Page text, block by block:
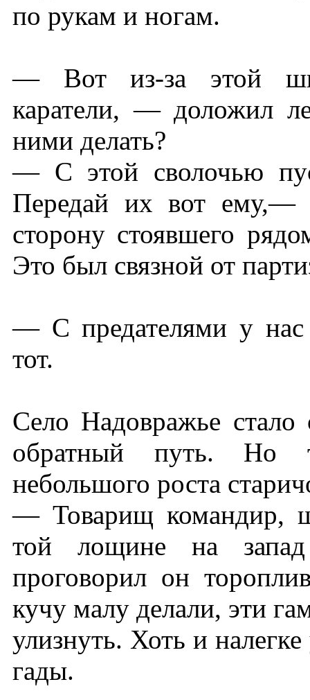
по рукам и ногам.
— Вот из-за этой
каратели, — доложил
ними делать?
— С этой сволочью
Передай их вот ему,—
сторону стоявшего
Это был связной от
— С предателями у нас
тот.
Село Надовражье
обратный путь. Но
небольшого роста
— Товарищ командир,
той лощине на
проговорил он
кучу малу делали, эти
улизнуть. Хоть и
гады.